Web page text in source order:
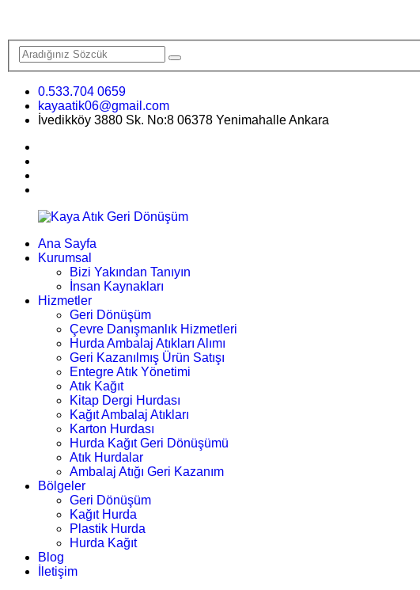
0.533.704 0659
kayaatik06@gmail.com
İvedikköy 3880 Sk. No:8 06378 Yenimahalle Ankara
Ana Sayfa
Kurumsal
Bizi Yakından Tanıyın
İnsan Kaynakları
Hizmetler
Geri Dönüşüm
Çevre Danışmanlık Hizmetleri
Hurda Ambalaj Atıkları Alımı
Geri Kazanılmış Ürün Satışı
Entegre Atık Yönetimi
Atık Kağıt
Kitap Dergi Hurdası
Kağıt Ambalaj Atıkları
Karton Hurdası
Hurda Kağıt Geri Dönüşümü
Atık Hurdalar
Ambalaj Atığı Geri Kazanım
Bölgeler
Geri Dönüşüm
Kağıt Hurda
Plastik Hurda
Hurda Kağıt
Blog
İletişim